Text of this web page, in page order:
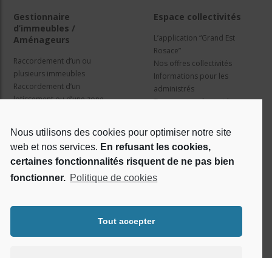
Nous utilisons des cookies pour optimiser notre site
web et nos services. En refusant les cookies,
certaines fonctionnalités risquent de ne pas bien
fonctionner. Politique de cookies
Tout accepter
Gestionnaire
d’immeubles /
Aménageurs
Raccordement d’un ou
plusieurs immeubles
Raccordement d’un
lotissement ou d’une zone
Espace collectivités
L’application “Grand Est
Rosace”
Nos offres collectivités
Informations pour les
administrés
Travaux et cadre juridique
Qui sommes nous ?
Le projet Rosace
Réseaux sociaux